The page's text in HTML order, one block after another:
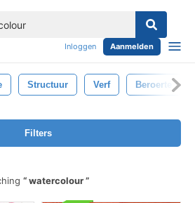
Inloggen Aanmelden
Structuur Verf Beroerte
Filters
watercolour